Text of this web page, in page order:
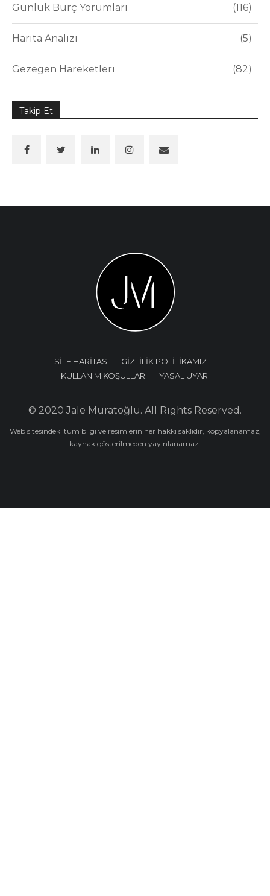
Günlük Burç Yorumları 116
Harita Analizi 5
Gezegen Hareketleri 82
Takip Et
SİTE HARİTASI
GİZLİLİK POLİTİKAMIZ
KULLANIM KOŞULLARI
YASAL UYARI
© 2020 Jale Muratoğlu. All Rights Reserved.
Web sitesindeki tüm bilgi ve resimlerin her hakkı saklıdır, kopyalanamaz,
kaynak gösterilmeden yayınlanamaz.